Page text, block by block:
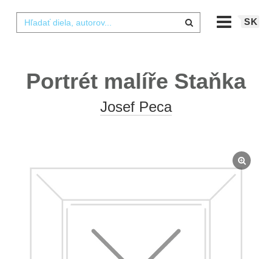
SK
Portrét malíře Staňka
Josef Peca